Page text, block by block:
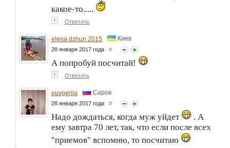
какое-то.....
↑ Ответить
elena dzhun 2015 Киев
28 января 2017 года #
А попробуй посчитай!
↑ Ответить
euvgenia Саров
28 января 2017 года #
Надо дождаться, когда муж уйдет
. А
ему завтра 70 лет, так, что если после всех
"приемов" вспомню, то посчитаю